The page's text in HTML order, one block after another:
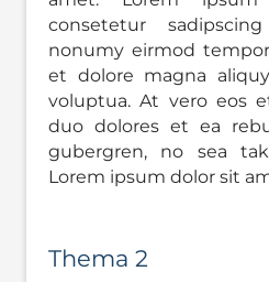
consetetur
nonumy eirmod
et dolore magna
voluptua. At vero eos
duo dolores et ea
gubergren, no sea
Lorem ipsum dolor sit
Thema 2